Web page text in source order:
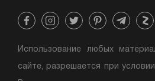
Использование любых
сайте, разрешается при